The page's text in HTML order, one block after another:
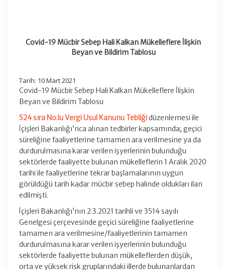
Covid-19 Mücbir Sebep Hali Kalkan Mükelleflere İlişkin
Beyan ve Bildirim Tablosu
Tarih: 10 Mart 2021
Covid-19 Mücbir Sebep Hali Kalkan Mükelleflere İlişkin
Beyan ve Bildirim Tablosu
524 sıra No.lu Vergi Usul Kanunu Tebliğidüzenlemesi ile
İçişleri Bakanlığı’nca alınan tedbirler kapsamında; geçici
süreliğine faaliyetlerine tamamen ara verilmesine ya da
durdurulmasına karar verilen işyerlerinin bulunduğu
sektörlerde faaliyette bulunan mükelleflerin 1 Aralık 2020
tarihi ile faaliyetlerine tekrar başlamalarının uygun
görüldüğü tarih kadar mücbir sebep halinde oldukları ilan
edilmişti.
İçişleri Bakanlığı’nın 2.3.2021 tarihli ve 3514 sayılı
Genelgesi çerçevesinde geçici süreliğine faaliyetlerine
tamamen ara verilmesine/faaliyetlerinin tamamen
durdurulmasına karar verilen işyerlerinin bulunduğu
sektörlerde faaliyette bulunan mükelleflerden düşük,
orta ve yüksek risk gruplarındaki illerde bulunanlardan